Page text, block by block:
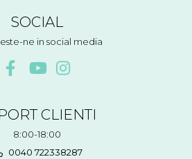
SOCIAL
ne in social media
CLIENTI
8:00-18:00
0040 722338287